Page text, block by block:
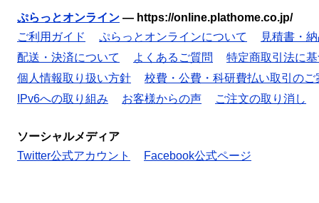
ぷらっとオンライン — https://online.plathome.co.jp/
ご利用ガイド
ぷらっとオンラインについて
見積書・
配送・決済について
よくあるご質問
特定商取引法に
個人情報取り扱い方針
校費・公費・科研費払い取引のご
IPv6への取り組み
お客様からの声 ご注文の取り消し
ソーシャルメディア
Twitter公式アカウント
Facebook公式ページ